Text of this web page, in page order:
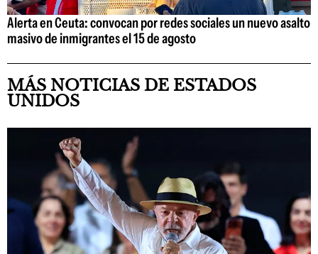
Alerta en Ceuta: convocan por redes sociales un nuevo asalto
masivo de inmigrantes el 15 de agosto
MÁS NOTICIAS DE ESTADOS
UNIDOS